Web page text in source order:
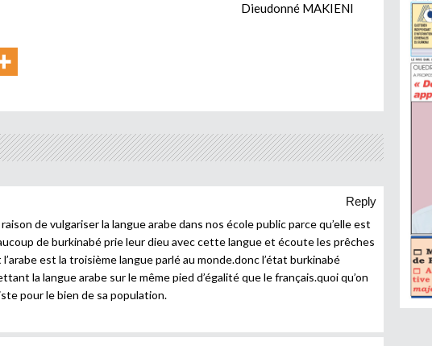
Dieudonné MAKIENI
Reply
de vulgariser la langue arabe dans nos école public parce qu’elle est
de burkinabé prie leur dieu avec cette langue et écoute les prêches
est la troisième langue parlé au monde.donc l’état burkinabé
la langue arabe sur le même pied d’égalité que le français.quoi qu’on
pour le bien de sa population.